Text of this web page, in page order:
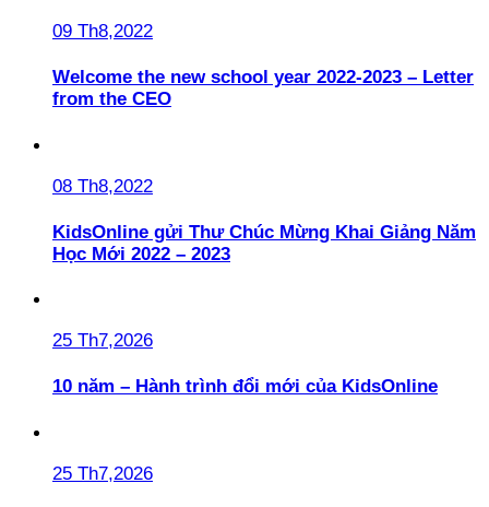
09 Th8,2022
Welcome the new school year 2022-2023 – Letter
from the CEO
08 Th8,2022
KidsOnline gửi Thư Chúc Mừng Khai Giảng Năm
Học Mới 2022 – 2023
25 Th7,2026
10 năm – Hành trình đổi mới của KidsOnline
25 Th7,2026